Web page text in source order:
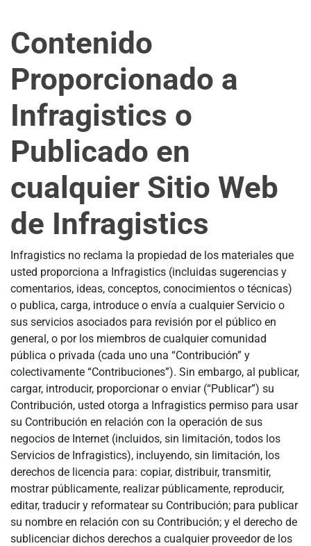
Contenido
Proporcionado a
Infragistics o
Publicado en
cualquier Sitio Web
de Infragistics
Infragistics no reclama la propiedad de los materiales que
usted proporciona a Infragistics (incluidas sugerencias y
comentarios, ideas, conceptos, conocimientos o técnicas)
o publica, carga, introduce o envía a cualquier Servicio o
sus servicios asociados para revisión por el público en
general, o por los miembros de cualquier comunidad
pública o privada (cada uno una “Contribución” y
colectivamente “Contribuciones”). Sin embargo, al publicar,
cargar, introducir, proporcionar o enviar (“Publicar”) su
Contribución, usted otorga a Infragistics permiso para usar
su Contribución en relación con la operación de sus
negocios de Internet (incluidos, sin limitación, todos los
Servicios de Infragistics), incluyendo, sin limitación, los
derechos de licencia para: copiar, distribuir, transmitir,
mostrar públicamente, realizar públicamente, reproducir,
editar, traducir y reformatear su Contribución; para publicar
su nombre en relación con su Contribución; y el derecho de
sublicenciar dichos derechos a cualquier proveedor de los